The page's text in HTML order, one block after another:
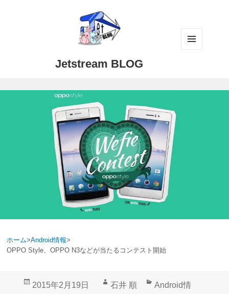
Jetstream BLOG
ホーム>Android情報>
OPPO Style、OPPO N3などが当たるコンテスト開始
投
2015年2月19日
作
石井 順
カ
Android情